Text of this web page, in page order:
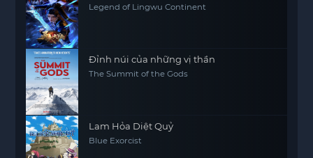
Legend of Lingwu Continent
Đỉnh núi của những vị thần
The Summit of the Gods
Lam Hỏa Diệt Quỷ
Blue Exorcist